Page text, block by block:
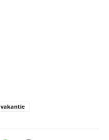
vakantie